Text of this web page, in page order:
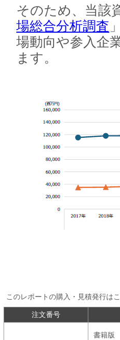
そのため、当該
場総合分析調査
場動向や参入企
ます。
このレポートの購入・見積発行は
注文番号
書籍版